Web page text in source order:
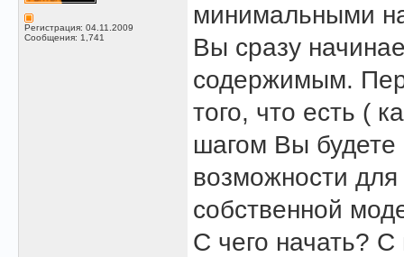
Регистрация: 04.11.2009
Сообщения: 1,741
минимальными
Вы сразу
содержимым.
того, что есть (
шагом Вы будете
возможности
собственной
С чего начать?